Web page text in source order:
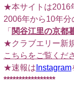
★本サイトは2016
2006年から10年分
「 関谷江里の京都
★クラブエリー新
こちらをご覧くだ
★速報は Instagram
*****************